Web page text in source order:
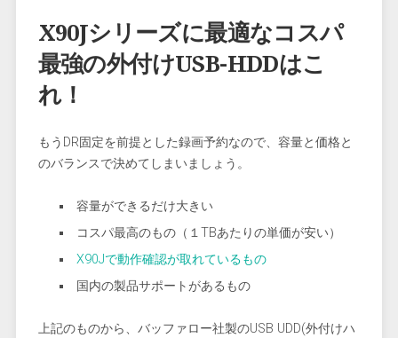
X90Jシリーズに最適なコスパ
最強の外付けUSB-HDDはこ
れ！
もうDR固定を前提とした録画予約なので、容量と価格と
のバランスで決めてしまいましょう。
容量ができるだけ大きい
コスパ最高のもの（１TBあたりの単価が安い）
X90Jで動作確認が取れているもの
国内の製品サポートがあるもの
上記のものから、バッファロー社製のUSB UDD(外付けハ